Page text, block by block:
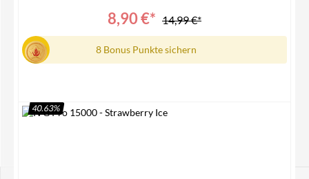
Bedienungsanleitung
8,90 €* 14,99 €*
8 Bonus Punkte sichern
40.63%